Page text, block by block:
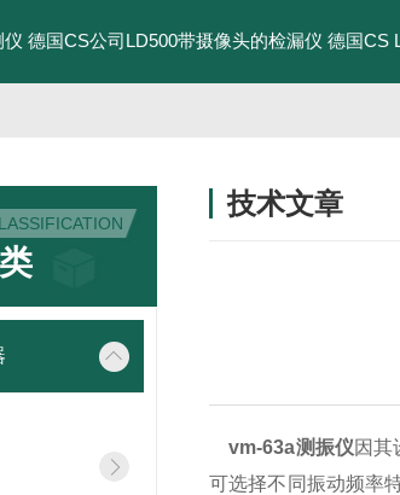
仪 德国CS公司LD500带摄像头的检漏仪 德国CS
技术文章
vm-63a测振仪因其
可选择不同振动频率